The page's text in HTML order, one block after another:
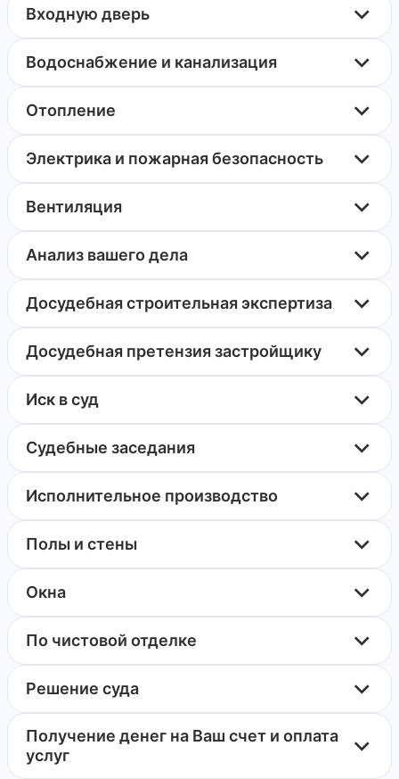
Входную дверь
Водоснабжение и канализация
Отопление
Электрика и пожарная безопасность
Вентиляция
Анализ вашего дела
Досудебная строительная экспертиза
Досудебная претензия застройщику
Иск в суд
Судебные заседания
Исполнительное производство
Полы и стены
Окна
По чистовой отделке
Решение суда
Получение денег на Ваш счет и оплата
услуг